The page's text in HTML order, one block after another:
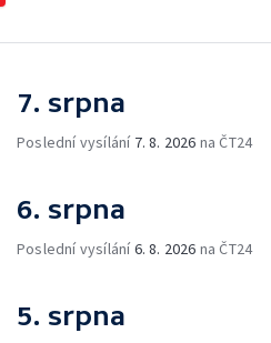
7. srpna
Poslední vysílání 7. 8. 2026 na ČT24
6. srpna
Poslední vysílání6. 8. 2026 na ČT24
5. srpna